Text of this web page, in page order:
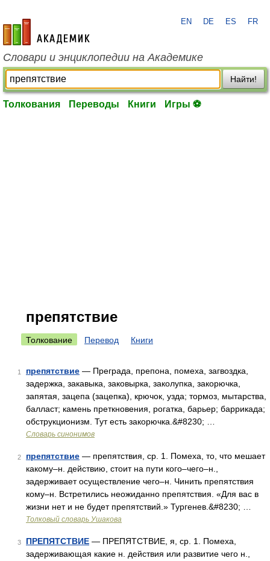
academic.ru
EN DE ES FR
Словари и энциклопедии на Академике
Найти!
Толкования Переводы Книги Игры ⚽
препятствие
Толкование Перевод Книги
1 препятствие — Преграда, препона, помеха, загвоздка,
задержка, закавыка, заковырка, заколупка, закорючка,
запятая, зацепа (зацепка), крючок, узда; тормоз, мытарства,
балласт; камень преткновения, рогатка, барьер; баррикада;
обструкционизм. Тут есть закорючка.&#8230; …
Словарь синонимов
2 препятствие — препятствия, ср. 1. Помеха, то, что мешает
какому–н. действию, стоит на пути кого–чего–н.,
задерживает осуществление чего–н. Чинить препятствия
кому–н. Встретились неожиданно препятствия. «Для вас в
жизни нет и не будет препятствий.» Тургенев.&#8230; …
Толковый словарь Ушакова
3 ПРЕПЯТСТВИЕ — ПРЕПЯТСТВИЕ, я, ср. 1. Помеха,
задерживающая какие н. действия или развитие чего н.,